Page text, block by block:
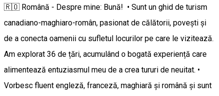
🇷🇴 Română - Despre mine: Bună! • Sunt un ghid de turism
canadiano-maghiaro-român, pasionat de călătorii, povești și
de a conecta oamenii cu sufletul locurilor pe care le vizitează.
Am explorat 36 de țări, acumulând o bogată experiență care
alimentează entuziasmul meu de a crea tururi de neuitat. •
Vorbesc fluent engleză, franceză, maghiară și română și sunt